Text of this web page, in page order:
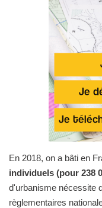
En 2018, on a bâti en
individuels (pour 238
d'urbanisme nécessite
règlementaires